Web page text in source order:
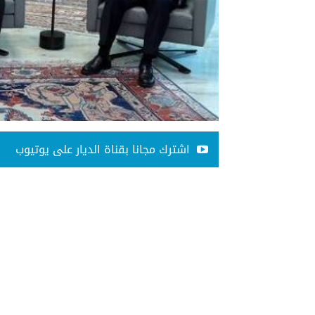
اشترك مجانا بقناة الديار على يوتيوب